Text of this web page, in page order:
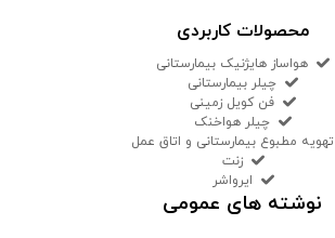
محصولات کاربردی
هواساز هایژنیک بیمارستانی
چیلر بیمارستانی
فن کویل زمینی
چیلر هواخنک
تهویه مطبوع بیمارستانی و اتاق عمل
زنت
ایرواشر
نوشته های عمومی